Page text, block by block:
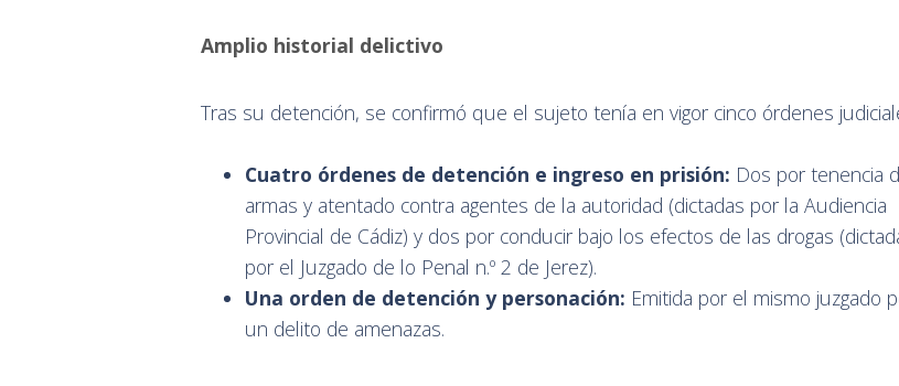
Amplio historial delictivo
Tras su detención, se confirmó que el sujeto tenía en vigor cinco órdenes
Cuatro órdenes de detención e ingreso en prisión: Dos por tenencia
armas y atentado contra agentes de la autoridad (dictadas por la Audiencia
Provincial de Cádiz) y dos por conducir bajo los efectos de las drogas
por el Juzgado de lo Penal n.º 2 de Jerez).
Una orden de detención y personación: Emitida por el mismo juzgado
un delito de amenazas.